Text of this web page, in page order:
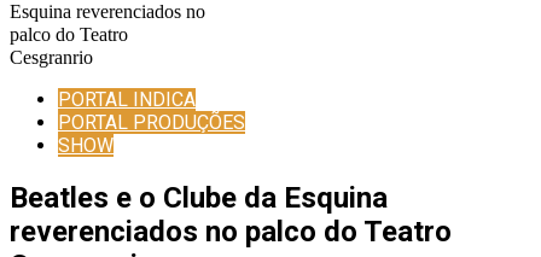
Esquina reverenciados no
palco do Teatro
Cesgranrio
PORTAL INDICA
PORTAL PRODUÇÕES
SHOW
Beatles e o Clube da Esquina
reverenciados no palco do Teatro